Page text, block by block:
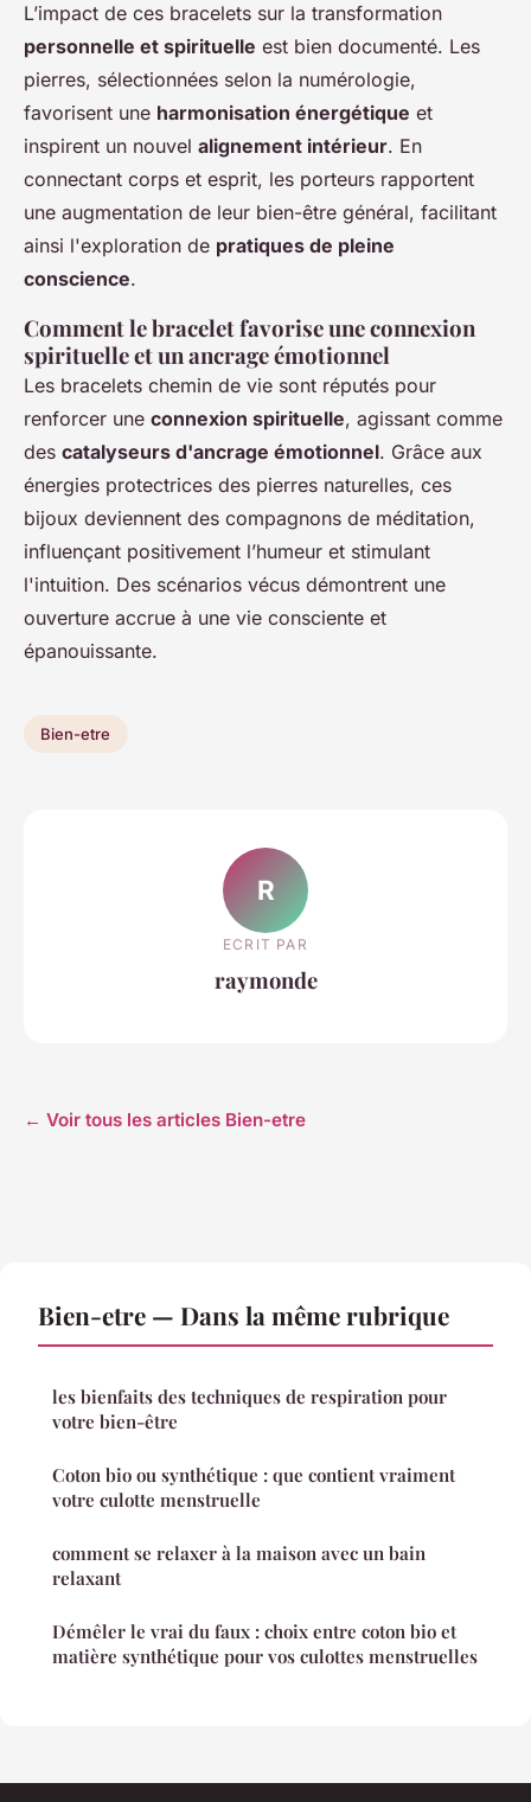
L’impact de ces bracelets sur la transformation
personnelle et spirituelle est bien documenté. Les
pierres, sélectionnées selon la numérologie,
favorisent une harmonisation énergétique et
inspirent un nouvel alignement intérieur. En
connectant corps et esprit, les porteurs rapportent
une augmentation de leur bien-être général, facilitant
ainsi l'exploration de pratiques de pleine
conscience.
Comment le bracelet favorise une connexion
spirituelle et un ancrage émotionnel
Les bracelets chemin de vie sont réputés pour
renforcer une connexion spirituelle, agissant comme
des catalyseurs d'ancrage émotionnel. Grâce aux
énergies protectrices des pierres naturelles, ces
bijoux deviennent des compagnons de méditation,
influençant positivement l’humeur et stimulant
l'intuition. Des scénarios vécus démontrent une
ouverture accrue à une vie consciente et
épanouissante.
Bien-etre
R
ECRIT PAR
raymonde
← Voir tous les articles Bien-etre
Bien-etre — Dans la même rubrique
les bienfaits des techniques de respiration pour
votre bien-être
Coton bio ou synthétique : que contient vraiment
votre culotte menstruelle
comment se relaxer à la maison avec un bain
relaxant
Démêler le vrai du faux : choix entre coton bio et
matière synthétique pour vos culottes menstruelles